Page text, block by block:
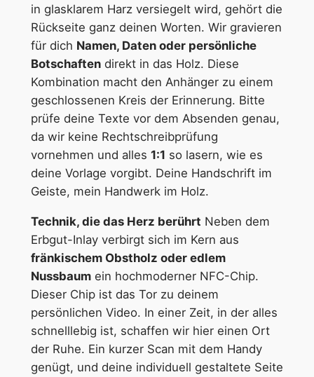
in glasklarem Harz versiegelt wird, gehört die
Rückseite ganz deinen Worten. Wir gravieren
für dich Namen, Daten oder persönliche
Botschaftendirekt in das Holz. Diese
Kombination macht den Anhänger zu einem
geschlossenen Kreis der Erinnerung. Bitte
prüfe deine Texte vor dem Absenden genau,
da wir keine Rechtschreibprüfung
vornehmen und alles 1:1 so lasern, wie es
deine Vorlage vorgibt. Deine Handschrift im
Geiste, mein Handwerk im Holz.
Technik, die das Herz berührt Neben dem
Erbgut-Inlay verbirgt sich im Kern aus
fränkischem Obstholz oder edlem
Nussbaumein hochmoderner NFC-Chip.
Dieser Chip ist das Tor zu deinem
persönlichen Video. In einer Zeit, in der alles
schnelllebig ist, schaffen wir hier einen Ort
der Ruhe. Ein kurzer Scan mit dem Handy
genügt, und deine individuell gestaltete Seite